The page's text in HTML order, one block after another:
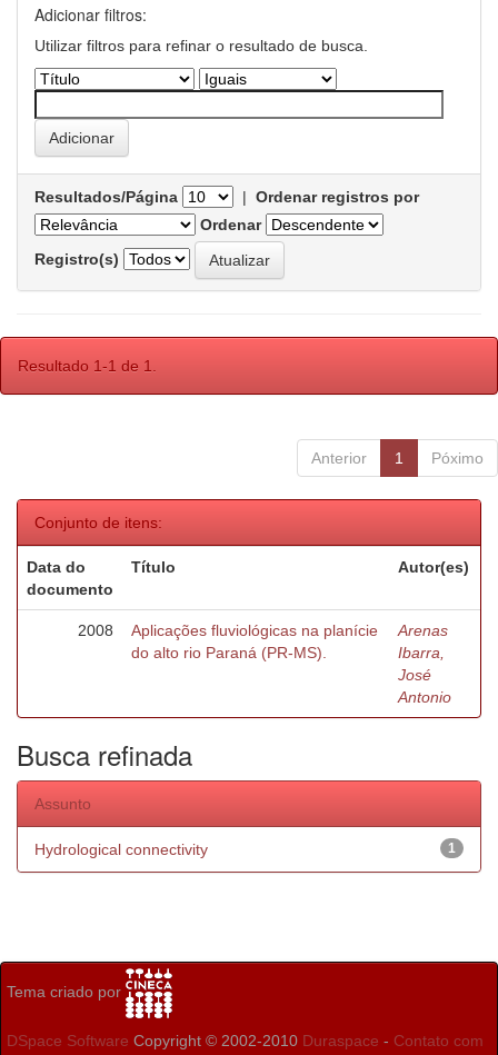
Adicionar filtros:
Utilizar filtros para refinar o resultado de busca.
Resultados/Página | Ordenar registros por
Ordenar
Registro(s)
Resultado 1-1 de 1.
Anterior 1 Póximo
Conjunto de itens:
Data do
documento
Título Autor(es)
2008
Aplicações fluviológicas na planície
do alto rio Paraná (PR-MS).
Arenas
Ibarra,
José
Antonio
Busca refinada
Assunto
1
Hydrological connectivity
Tema criado por
DSpace Software Copyright © 2002-2010 Duraspace - Contato com